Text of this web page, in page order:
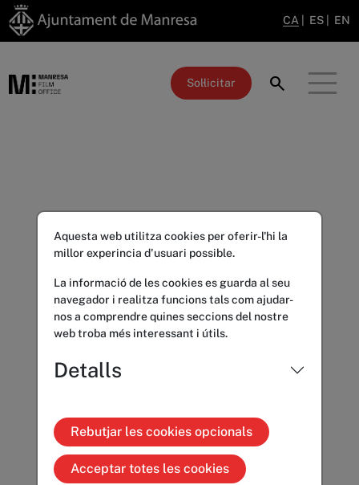
Aquesta web utilitza cookies per oferir-l'hi la
millor experincia d'usuari possible.
La informació de les cookies es guarda al seu
navegador i realitza funcions tals com ajudar-
nos a comprendre quines seccions del nostre
web troba més interessant i útils.
Detalls
Rebutjar les cookies opcionals
Acceptar totes les cookies
CA | ES| EN
Sol·licitar search